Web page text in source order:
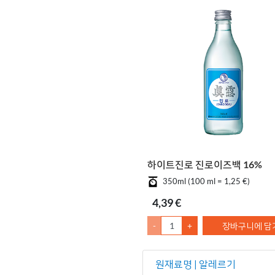
하이트진로 진로이즈백 16%
350ml (100 ml = 1,25 €)
4,39 €
- + 장바구니에 담
원재료명 | 알레르기